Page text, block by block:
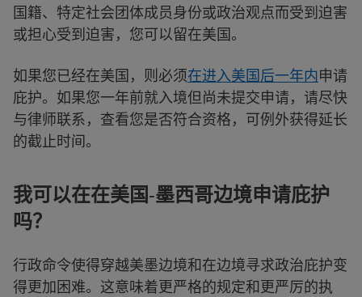
国籍、特定社会团体成员身份或政治观点而受到迫害
或担心受到迫害，您可以留在美国。
如果您已经在美国，则必须在进入美国后一年内申请
庇护。如果您一年前就入境但尚未提交申请，请尽快
与律师联系，查看您是否符合资格，可例外获得延长
的截止时间。
我可以在在美国-墨西哥边境申请庇护
吗？
行政命令使得穿越美墨边境和在边境寻求政治庇护变
得更加困难。这意味着更严格的规定和更严厉的执